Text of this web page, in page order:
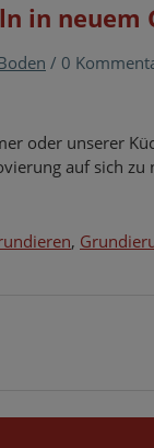
in neuem
/ 0
oder unserer
auf sich zu
,